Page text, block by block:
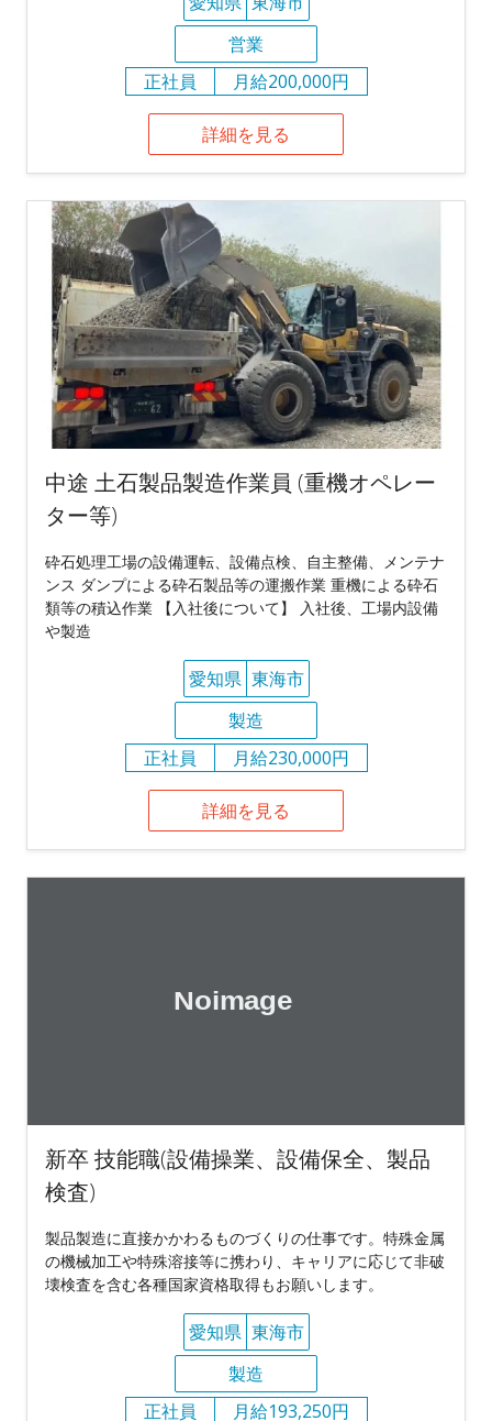
営業
正社員
月給200,000円
詳細を見る
中途 土石製品製造作業員 (重機オペレー
ター等)
砕石処理工場の設備運転、設備点検、自主整備、メンテナ
ンス ダンプによる砕石製品等の運搬作業 重機による砕石
類等の積込作業 【入社後について】 入社後、工場内設備
や製造
愛知県 東海市
製造
正社員
月給230,000円
詳細を見る
新卒 技能職(設備操業、設備保全、製品
検査)
製品製造に直接かかわるものづくりの仕事です。特殊金属
の機械加工や特殊溶接等に携わり、キャリアに応じて非破
壊検査を含む各種国家資格取得もお願いします。
愛知県 東海市
製造
正社員
月給193,250円